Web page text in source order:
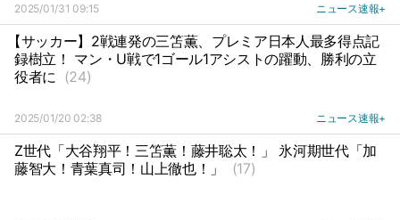
2025/01/31 09:15 ニュース速報+
【サッカー】2戦連発の三笘薫、プレミア日本人最多得点記
録樹立！ マン・U戦で1ゴール1アシストの躍動、勝利の立
役者に (24)
2025/01/20 02:38 ニュース速報+
Z世代「大谷翔平！三笘薫！藤井聡太！」 氷河期世代「加
藤智大！青葉真司！山上徹也！」
(17)